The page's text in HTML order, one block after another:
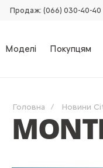
Продаж: (066) 030-40-40
Моделі Покупцям
Головна Новини